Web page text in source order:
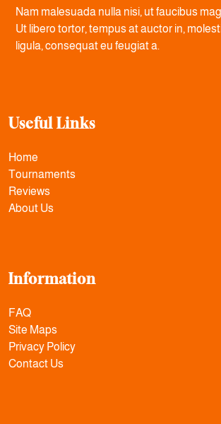
Nam malesuada nulla nisi, ut faucibus
Ut libero tortor, tempus at auctor in,
ligula, consequat eu feugiat a.
Useful Links
Home
Tournaments
Reviews
About Us
Information
FAQ
Site Maps
Privacy Policy
Contact Us